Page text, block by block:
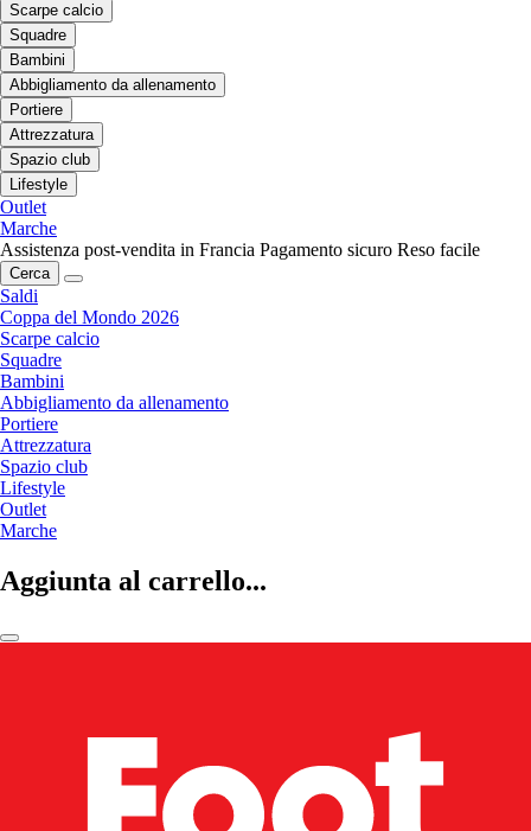
Scarpe calcio
Squadre
Bambini
Abbigliamento da allenamento
Portiere
Attrezzatura
Spazio club
Lifestyle
Outlet
Marche
Assistenza post-vendita in Francia Pagamento sicuro Reso facile
Cerca
Saldi
Coppa del Mondo 2026
Scarpe calcio
Squadre
Bambini
Abbigliamento da allenamento
Portiere
Attrezzatura
Spazio club
Lifestyle
Outlet
Marche
Aggiunta al carrello...